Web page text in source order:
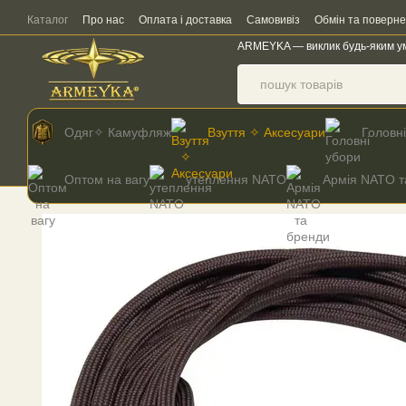
Перейти до основного контенту
Каталог Про нас Оплата і доставка Самовивіз Обмін та
ARMEYKA — виклик будь-яким
Одяг✧ Камуфляж Взуття ✧ Аксесуари
Оптом на вагу утеплення NATO Армія NATO